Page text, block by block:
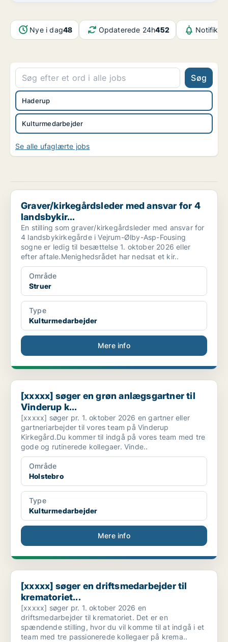
Nye i dag48 Opdaterede 24h452
Søg
Kulturmedarbejder
Haderup
Se alle ufaglærte jobs
Graver/kirkegårdsleder med ansvar for 4 landsbykir...
Graver/kirkegårdsleder med ansvar for 4
landsbykir...
En stilling som graver/kirkegårdsleder med ansvar for
4 landsbykirkegårde i Vejrum-Ølby-Asp-Fousing
sogne er ledig til besættelse 1. oktober 2026 eller
efter aftale.Menighedsrådet har nedsat et kir..
Område
Struer
Type
Kulturmedarbejder
Mere info
[xxxxx] søger en grøn anlægsgartner til Vinderup k...
[xxxxx] søger en grøn anlægsgartner til
Vinderup k...
[xxxxx] søger pr. 1. oktober 2026 en gartner eller
gartneriarbejder til vores team på Vinderup
Kirkegård.Du kommer til indgå på vores team med tre
gode og rutinerede kollegaer. Vinde..
Område
Holstebro
Type
Kulturmedarbejder
Mere info
[xxxxx] søger en driftsmedarbejder til krematoriet...
[xxxxx] søger en driftsmedarbejder til
krematoriet...
[xxxxx] søger pr. 1. oktober 2026 en
driftsmedarbejder til krematoriet. Det er en
spændende stilling, hvor du vil komme til at indgå i et
team med tre passionerede kollegaer på krema..